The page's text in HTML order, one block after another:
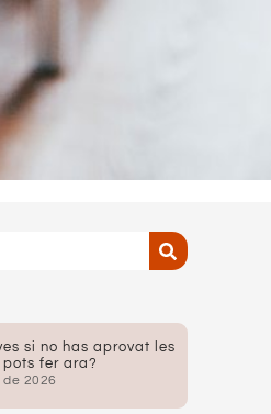
si no has aprovat les
pots fer ara?
de 2026